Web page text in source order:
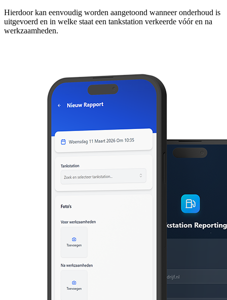
Hierdoor kan eenvoudig worden aangetoond wanneer onderhoud is
uitgevoerd en in welke staat een tankstation verkeerde vóór en na
werkzaamheden.